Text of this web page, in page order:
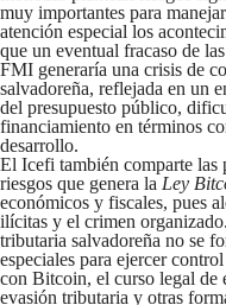
muy importantes para
atención especial los
que un eventual fracaso de
FMI generaría una crisis de
salvadoreña, reflejada en un
del presupuesto público,
financiamiento en términos
desarrollo.
El Icefi también comparte las
riesgos que genera la Ley
económicos y fiscales, pues
ilícitas y el crimen
tributaria salvadoreña no se
especiales para ejercer
con Bitcoin, el curso legal de
evasión tributaria y otras